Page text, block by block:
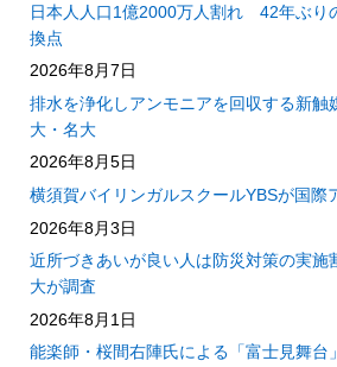
日本人人口1億2000万人割れ 42年ぶり
換点
2026年8月7日
排水を浄化しアンモニアを回収する新
大・名大
2026年8月5日
横須賀バイリンガルスクールYBSが国際
2026年8月3日
近所づきあいが良い人は防災対策の実
大が調査
2026年8月1日
能楽師・桜間右陣氏による「富士見舞台